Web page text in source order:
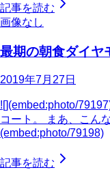
記事を読む
画像なし
最期の朝食ダイヤ
2019年7月27日
![](embed:photo/
コート。 まあ、こん
(embed:photo/79198)
記事を読む